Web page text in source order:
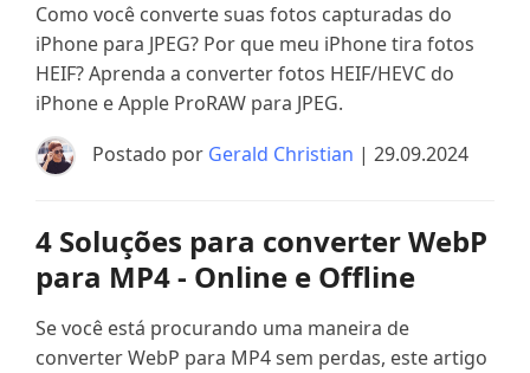
Como você converte suas fotos capturadas do
iPhone para JPEG? Por que meu iPhone tira fotos
HEIF? Aprenda a converter fotos HEIF/HEVC do
iPhone e Apple ProRAW para JPEG.
Postado por Gerald Christian | 29.09.2024
4 Soluções para converter WebP
para MP4 - Online e Offline
Se você está procurando uma maneira de
converter WebP para MP4 sem perdas, este artigo